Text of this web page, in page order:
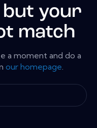
your
match
a moment and do a
our homepage.